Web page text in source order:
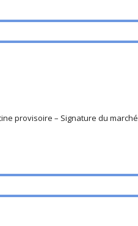
provisoire – Signature du marché